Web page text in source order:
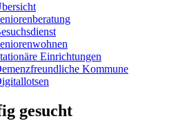
Einrichtungen
Kommune
gesucht